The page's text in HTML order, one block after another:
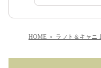
HOME ラフト＆キャニ